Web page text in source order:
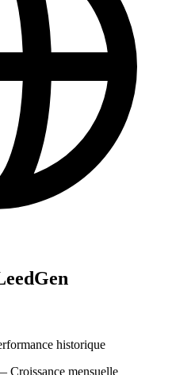
historique
Croissance mensuelle